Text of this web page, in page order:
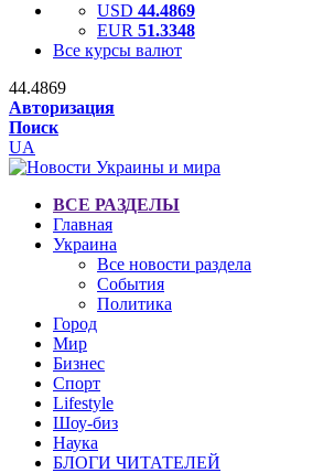
USD 44.4869
EUR 51.3348
Все курсы валют
44.4869
Авторизация
Поиск
UA
ВСЕ РАЗДЕЛЫ
Главная
Украина
Все новости раздела
События
Политика
Город
Мир
Бизнес
Спорт
Lifestyle
Шоу-биз
Наука
БЛОГИ ЧИТАТЕЛЕЙ